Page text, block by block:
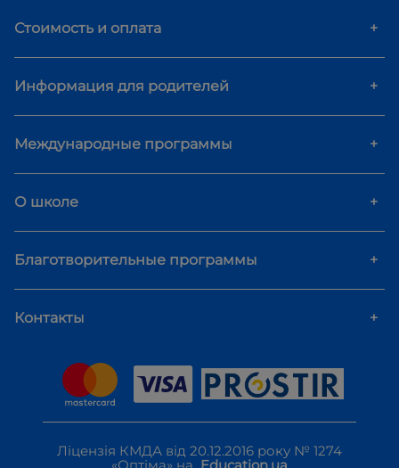
Стоимость и оплата +
Информация для родителей +
Международные программы +
О школе +
Благотворительные программы +
Контакты +
Ліцензія КМДА від 20.12.2016 року № 1274